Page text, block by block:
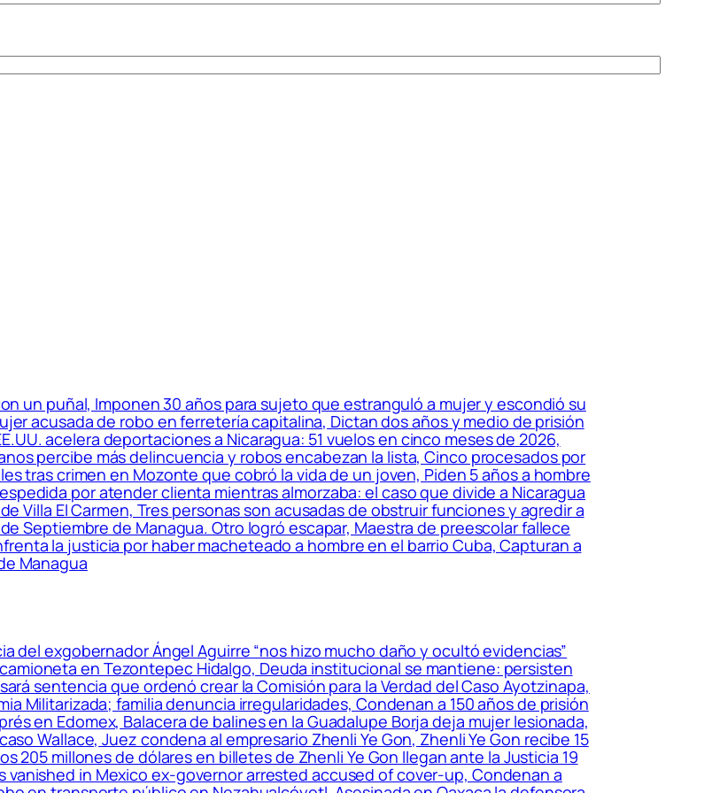
un puñal, Imponen 30 años para sujeto que estranguló a mujer y escondió su
acusada de robo en ferretería capitalina, Dictan dos años y medio de prisión
acelera deportaciones a Nicaragua: 51 vuelos en cinco meses de 2026,
percibe más delincuencia y robos encabezan la lista, Cinco procesados por
tras crimen en Mozonte que cobró la vida de un joven, Piden 5 años a hombre
por atender clienta mientras almorzaba: el caso que divide a Nicaragua
Villa El Carmen, Tres personas son acusadas de obstruir funciones y agredir a
Septiembre de Managua. Otro logró escapar, Maestra de preescolar fallece
la justicia por haber macheteado a hombre en el barrio Cuba, Capturan a
Managua
del exgobernador Ángel Aguirre “nos hizo mucho daño y ocultó evidencias”
en Tezontepec Hidalgo, Deuda institucional se mantiene: persisten
sentencia que ordenó crear la Comisión para la Verdad del Caso Ayotzinapa,
Militarizada; familia denuncia irregularidades, Condenan a 150 años de prisión
en Edomex, Balacera de balines en la Guadalupe Borja deja mujer lesionada,
Wallace, Juez condena al empresario Zhenli Ye Gon, Zhenli Ye Gon recibe 15
205 millones de dólares en billetes de Zhenli Ye Gon llegan ante la Justicia 19
in Mexico ex-governor arrested accused of cover-up, Condenan a